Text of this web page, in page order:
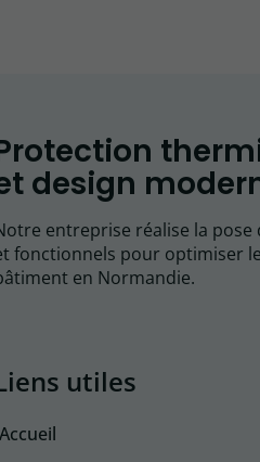
design
entreprise réalise la
fonctionnels pour optimiser
en Normandie.
utiles
Accueil